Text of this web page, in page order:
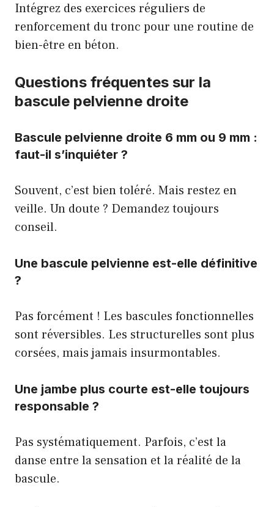
Intégrez des exercices réguliers de
renforcement du tronc pour une routine de
bien-être en béton.
Questions fréquentes sur la
bascule pelvienne droite
Bascule pelvienne droite 6 mm ou 9 mm :
faut-il s’inquiéter ?
Souvent, c’est bien toléré. Mais restez en
veille. Un doute ? Demandez toujours
conseil.
Une bascule pelvienne est-elle définitive
?
Pas forcément ! Les bascules fonctionnelles
sont réversibles. Les structurelles sont plus
corsées, mais jamais insurmontables.
Une jambe plus courte est-elle toujours
responsable ?
Pas systématiquement. Parfois, c’est la
danse entre la sensation et la réalité de la
bascule.